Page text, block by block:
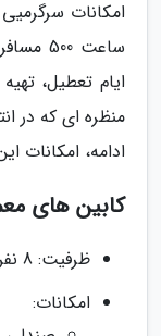
امکانات
ساعت
ایام تعطیل،
منظره ای که در
ادامه، امکانات
کابین های
ظرفیت: 8 نفر
امکانات: